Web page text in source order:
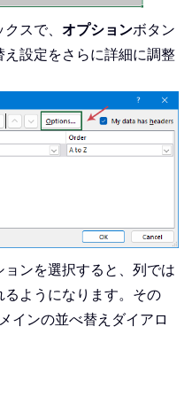
スで、 オプションボタン
設定をさらに詳細に調整
ョンを選択すると、列では
ようになります。その
インの並べ替えダイアロ